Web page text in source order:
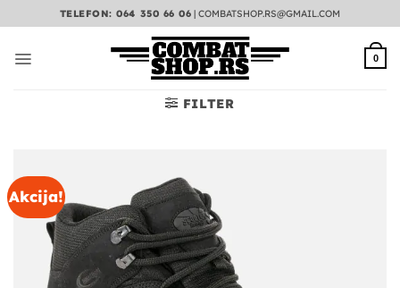
na
TELEFON: 064 350 66 06 |COMBATSHOP.RS@GMAIL.COM
0
FILTER
Akcija!